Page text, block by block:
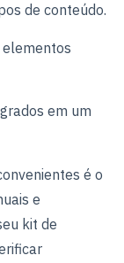
de conteúdo.
em um
é o
e
kit de